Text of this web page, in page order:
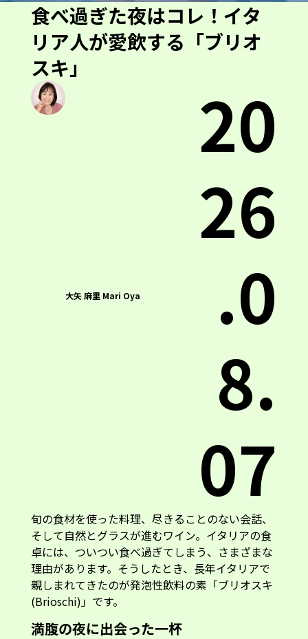
食べ過ぎた夜はコレ！イタ
リア人が愛飲する「ブリオ
スキ」
大矢 麻里 Mari Oya
20
26
.0
8.
07
旬の食材を使った料理、尽きることのない会話、
そして自然とグラスが進むワイン。イタリアの食
卓には、ついつい食べ過ぎてしまう、さまざまな
理由があります。そうしたとき、長年イタリアで
親しまれてきたのが発泡性飲料の素「ブリオスキ
(Brioschi)」です。
満腹の夜に出会った一杯